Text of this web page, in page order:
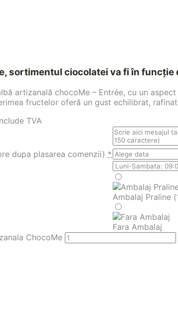
sortimentul ciocolatei va fi în funcție
artizanală chocoMe – Entrée, cu un
fructelor oferă un gust echilibrat,
TVA
dupa plasarea comenzii) *
Ambalaj Praline (
Fara Ambalaj
ChocoMe